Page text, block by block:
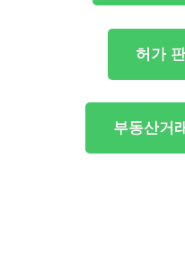
허가
부동산거